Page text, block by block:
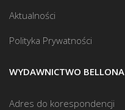
Aktualności
Polityka Prywatności
WYDAWNICTWO BELLONA
Adres do korespondencji